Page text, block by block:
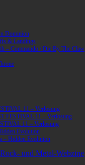
Dominion
& Landings
– Commando / Die By The Claw
11 – Verlosung
FESTIVAL 11 – Verlosung
11 – Verlosung
Evolution
– Hidden Evolution
und Metal-Webzine